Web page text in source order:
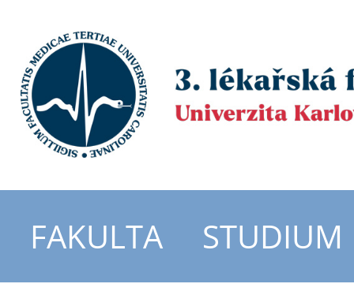
FAKULTA STUDIUM